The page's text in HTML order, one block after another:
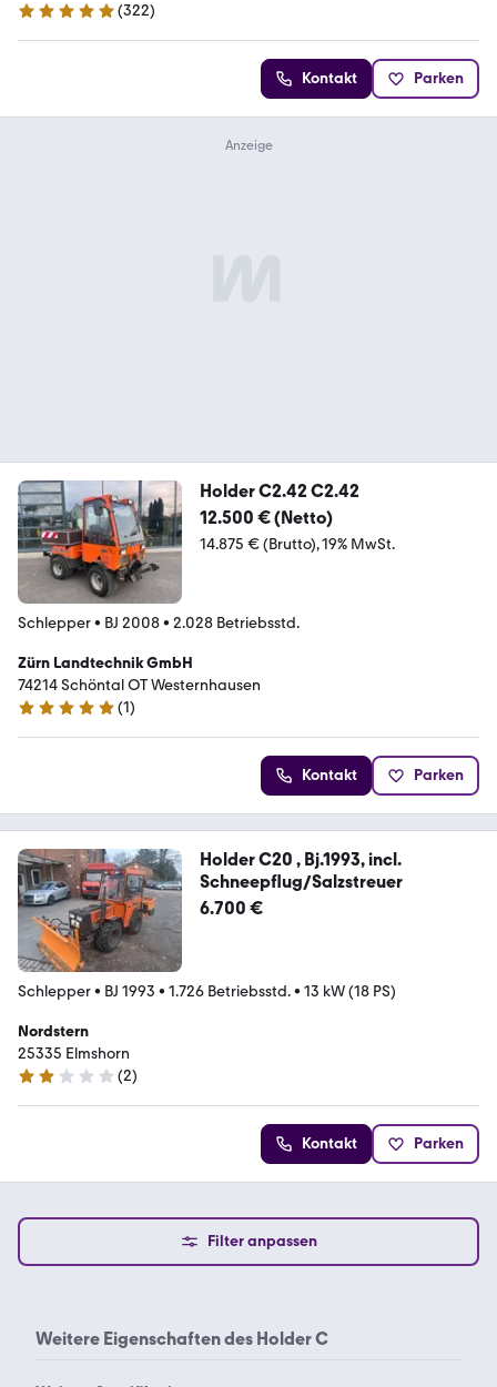
4.9 Sterne
(322)
Kontakt Parken
Holder C2.42 C2.42
12.500 € (Netto)
14.875 € (Brutto) 19% MwSt.
Schlepper• BJ 2008• 2.028 Betriebsstd.
Zürn Landtechnik GmbH
74214 Schöntal OT Westernhausen
5 Sterne
(1)
Kontakt Parken
Holder C20 , Bj.1993, incl.
Schneepflug/Salzstreuer
6.700 €
Schlepper• BJ 1993 • 1.726 Betriebsstd.• 13 kW (18 PS)
Nordstern
25335 Elmshorn
2 Sterne
(2)
Kontakt Parken
Filter anpassen
Weitere Eigenschaften des Holder C